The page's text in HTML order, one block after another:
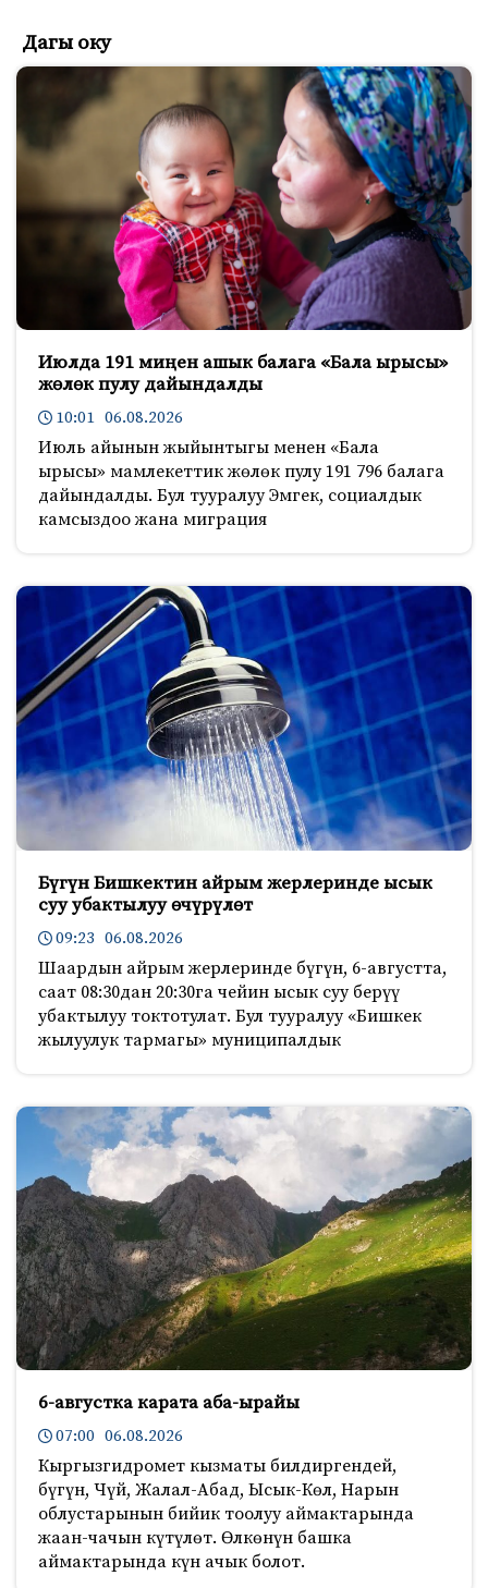
Дагы оку
Июлда 191 миңен ашык балага «Бала ырысы»
жөлөк пулу дайындалды
10:01 06.08.2026
Июль айынын жыйынтыгы менен «Бала
ырысы» мамлекеттик жөлөк пулу 191 796 балага
дайындалды. Бул тууралуу Эмгек, социалдык
камсыздоо жана миграция
Бүгүн Бишкектин айрым жерлеринде ысык
суу убактылуу өчүрүлөт
09:23 06.08.2026
Шаардын айрым жерлеринде бүгүн, 6-августта,
саат 08:30дан 20:30га чейин ысык суу берүү
убактылуу токтотулат. Бул тууралуу «Бишкек
жылуулук тармагы» муниципалдык
6-августка карата аба-ырайы
07:00 06.08.2026
Кыргызгидромет кызматы билдиргендей,
бүгүн, Чүй, Жалал-Абад, Ысык-Көл, Нарын
облустарынын бийик тоолуу аймактарында
жаан-чачын күтүлөт. Өлкөнүн башка
аймактарында күн ачык болот.